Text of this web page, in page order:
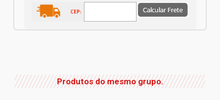
Produtos do mesmo grupo.